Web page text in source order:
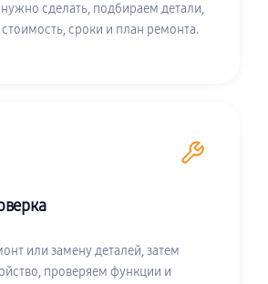
сделать, подбираем детали,
сроки и план ремонта.
или замену деталей, затем
проверяем функции и